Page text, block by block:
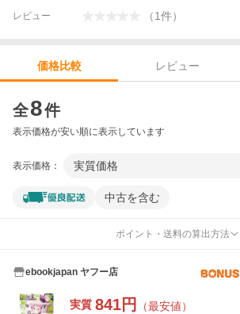
レビュー （1件）
価格比較 レビュー
全8件
表示価格が安い順に表示しています
表示価格： 実質価格
中古を含む
ポイント・送料の算出方法
ebookjapan ヤフー店
実質 841円 （最安値）